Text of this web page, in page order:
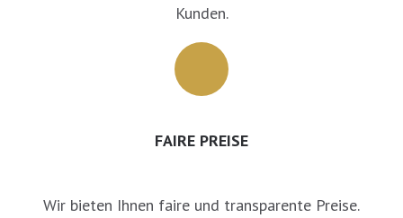
Kunden.
FAIRE PREISE
Wir bieten Ihnen faire und transparente Preise.